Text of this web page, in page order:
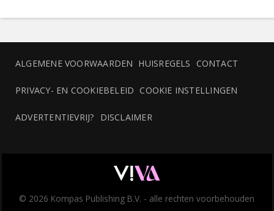
ALGEMENE VOORWAARDEN HUISREGELS CONTACT
PRIVACY- EN COOKIEBELEID COOKIE INSTELLINGEN
ADVERTENTIEVRIJ? DISCLAIMER
© 2026 Kompas Publishing B.V. - alle rechten voorbehouden